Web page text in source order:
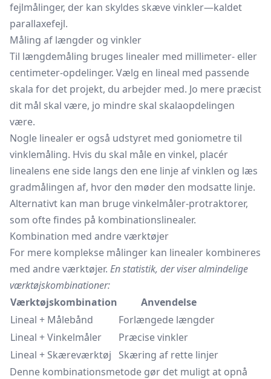
fejlmålinger, der kan skyldes skæve vinkler—kaldet
parallaxefejl.
Måling af længder og vinkler
Til længdemåling bruges linealer med millimeter- eller
centimeter-opdelinger. Vælg en lineal med passende
skala for det projekt, du arbejder med. Jo mere præcist
dit mål skal være, jo mindre skal skalaopdelingen
være.
Nogle linealer er også udstyret med goniometre til
vinklemåling. Hvis du skal måle en vinkel, placér
linealens ene side langs den ene linje af vinklen og læs
gradmålingen af, hvor den møder den modsatte linje.
Alternativt kan man bruge vinkelmåler-protraktorer,
som ofte findes på kombinationslinealer.
Kombination med andre værktøjer
For mere komplekse målinger kan linealer kombineres
med andre værktøjer. En statistik, der viser almindelige
værktøjskombinationer:
Værktøjskombination
Anvendelse
Lineal + Målebånd
Forlængede længder
Lineal + Vinkelmåler
Præcise vinkler
Lineal + Skæreværktøj
Skæring af rette linjer
Denne kombinationsmetode gør det muligt at opnå